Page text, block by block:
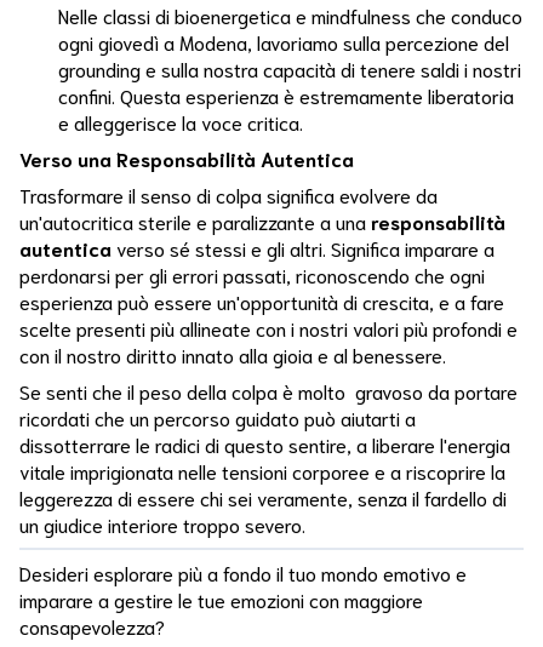
Nelle classi di bioenergetica e mindfulness che conduco
ogni giovedì a Modena, lavoriamo sulla percezione del
grounding e sulla nostra capacità di tenere saldi i nostri
confini. Questa esperienza è estremamente liberatoria
e alleggerisce la voce critica.
Verso una Responsabilità Autentica
Trasformare il senso di colpa significa evolvere da
un'autocritica sterile e paralizzante a unaresponsabilità
autentica verso sé stessi e gli altri. Significa imparare a
perdonarsi per gli errori passati, riconoscendo che ogni
esperienza può essere un'opportunità di crescita, e a fare
scelte presenti più allineate con i nostri valori più profondi e
con il nostro diritto innato alla gioia e al benessere.
Se senti che il peso della colpa è molto gravoso da portare
ricordati che un percorso guidato può aiutarti a
dissotterrare le radici di questo sentire, a liberare l'energia
vitale imprigionata nelle tensioni corporee e a riscoprire la
leggerezza di essere chi sei veramente, senza il fardello di
un giudice interiore troppo severo.
Desideri esplorare più a fondo il tuo mondo emotivo e
imparare a gestire le tue emozioni con maggiore
consapevolezza?
Pace
Familiare
Pausa
Perdono
Polivagale
Potere
Potere
Emotivo
Preghiera
Quiete
Radicamento
Rapporto
Padre
Rappresentanti